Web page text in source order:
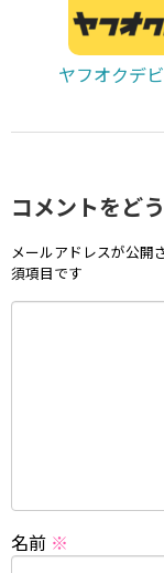
ヤフオクデ
コメントをど
メールアドレスが公開
須項目です
名前 ※